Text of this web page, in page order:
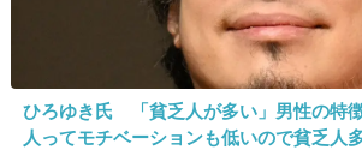
2012/12/13(木) 22:09:46
hideってカッコよすぎる（；゜
これが昔の画像⁉ 今の時代かと
タイプ。
ひろゆき氏 「貧乏人が多い」男性の特
人ってモチベーションも低いので貧乏人多